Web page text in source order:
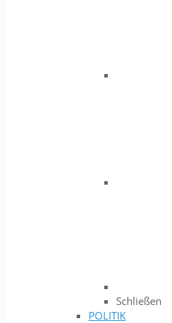
Schließen
POLITIK